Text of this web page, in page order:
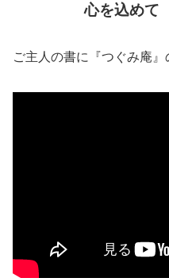
心を込め
ご主人の書に『つぐみ庵』